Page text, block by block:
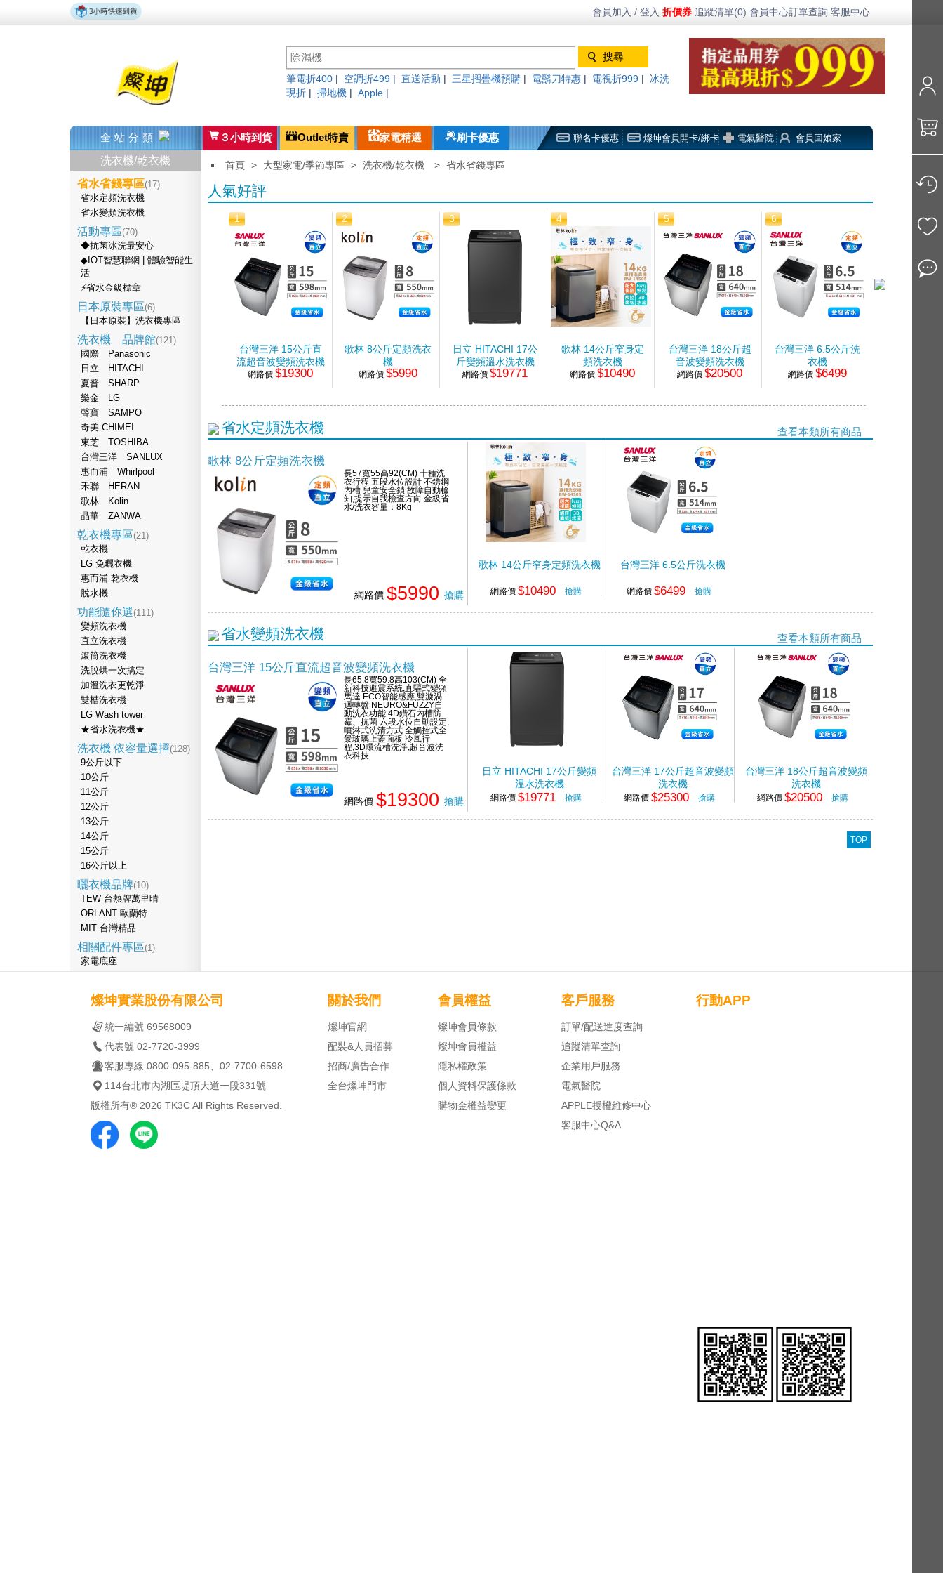
會員加入 / 登入 折價券 追蹤清單(0) 會員中心訂單查詢 客服中心
筆電折400 空調折499 直送活動 三星摺疊機預購 電鬍刀特惠 電視折999
冰洗
現折
掃地機 Apple
全站分類 ３小時到貨 Outlet特賣 家電精選 刷卡優惠 聯名卡優惠 燦坤會員開卡/綁卡 電氣醫院 會員回娘家
洗衣機/乾衣機
省水省錢專區(17)
省水定頻洗衣機
省水變頻洗衣機
活動專區(70)
◆抗菌冰洗最安心
◆IOT智慧聯網 | 體驗智能生
活
⚡省水金級標章
日本原裝專區(6)
【日本原裝】洗衣機專區
洗衣機 品牌館(121)
國際 Panasonic
日立 HITACHI
夏普 SHARP
樂金 LG
聲寶 SAMPO
奇美 CHIMEI
東芝 TOSHIBA
台灣三洋 SANLUX
惠而浦 Whirlpool
禾聯 HERAN
歌林 Kolin
晶華 ZANWA
乾衣機專區(21)
乾衣機
LG 免曬衣機
惠而浦 乾衣機
脫水機
功能隨你選(111)
變頻洗衣機
直立洗衣機
滾筒洗衣機
洗脫烘一次搞定
加溫洗衣更乾淨
雙槽洗衣機
LG Wash tower
★省水洗衣機★
洗衣機 依容量選擇(128)
9公斤以下
10公斤
11公斤
12公斤
13公斤
14公斤
15公斤
16公斤以上
曬衣機品牌(10)
TEW 台熱牌萬里晴
ORLANT 歐蘭特
MIT 台灣精品
相關配件專區(1)
家電底座
首頁 > 大型家電/季節專區 > 洗衣機/乾衣機 > 省水省錢專區
人氣好評
1
台灣三洋 15公斤直
流超音波變頻洗衣機
網路價$19300
2
歌林 8公斤定頻洗衣
機
網路價 $5990
3
日立 HITACHI 17公
斤變頻溫水洗衣機
網路價$19771
4
歌林 14公斤窄身定
頻洗衣機
網路價$10490
5
台灣三洋 18公斤超
音波變頻洗衣機
網路價$20500
6
台灣三洋 6.5公斤洗
衣機
網路價 $6499
省水定頻洗衣機 查看本類所有商品
歌林 8公斤定頻洗衣機
長57寬55高92(CM) 十種洗
衣行程 五段水位設計 不銹鋼
內槽 兒童安全鎖 故障自動檢
知,提示自我檢查方向 金級省
水/洗衣容量：8Kg
網路價 $5990 搶購
歌林 14公斤窄身定頻洗衣機
網路價 $10490 搶購
台灣三洋 6.5公斤洗衣機
網路價 $6499 搶購
省水變頻洗衣機 查看本類所有商品
台灣三洋 15公斤直流超音波變頻洗衣機
長65.8寬59.8高103(CM) 全
新科技避震系統,直驅式變頻
馬達 ECO智能感應,雙漩渦
迴轉盤 NEURO&FUZZY自
動洗衣功能 4D鑽石內槽防
霉、抗菌 六段水位自動設定,
噴淋式洗清方式 全觸控式全
景玻璃上蓋面板 冷風行
程,3D環流槽洗淨,超音波洗
衣科技
網路價 $19300 搶購
日立 HITACHI 17公斤變頻
溫水洗衣機
網路價 $19771 搶購
台灣三洋 17公斤超音波變頻
洗衣機
網路價 $25300 搶購
台灣三洋 18公斤超音波變頻
洗衣機
網路價 $20500 搶購
TOP